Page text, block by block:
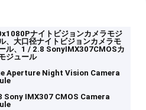
ナイトビジョンカメラモジ
、大口径ナイトビジョンカメラモ
ル、1 / 2.8 SonyIMX307CMOSカ
ジュール
Aperture Night Vision Camera
Sony IMX307 CMOS Camera